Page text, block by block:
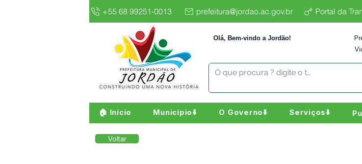
+55 68 99251-0013 prefeitura@jordao.ac.gov.br Portal da
Olá, Bem-vindo a Jordão!
🏠 Início Município⬇️ O Governo⬇️ Serviços⬇️
Voltar